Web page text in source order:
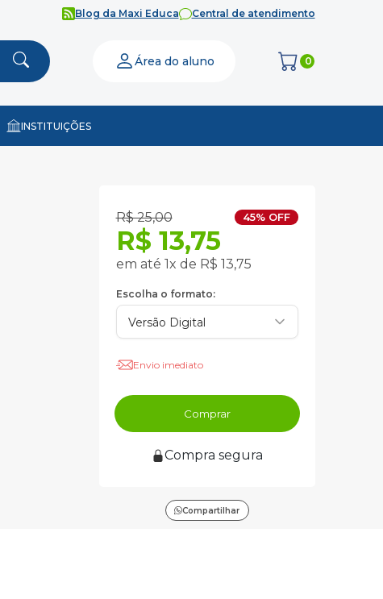
Blog da Maxi Educa Central de atendimento
Área do aluno 0
INSTITUIÇÕES
R$ 25,00 45% OFF
R$ 13,75
em até 1x de R$ 13,75
Escolha o formato:
Envio imediato
Comprar
Compra segura
Compartilhar